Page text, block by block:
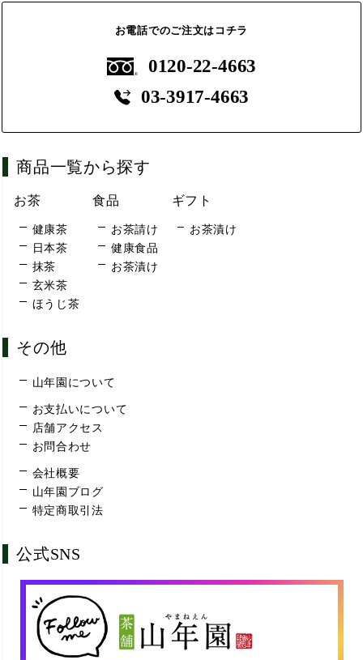
お電話でのご注文はコチラ
0120-22-4663
03-3917-4663
商品一覧から探す
お茶
健康茶
日本茶
抹茶
玄米茶
ほうじ茶
食品
お茶請け
健康食品
お茶漬け
ギフト
お茶漬け
その他
山年園について
お支払いについて
店舗アクセス
お問合わせ
会社概要
山年園ブログ
特定商取引法
公式SNS